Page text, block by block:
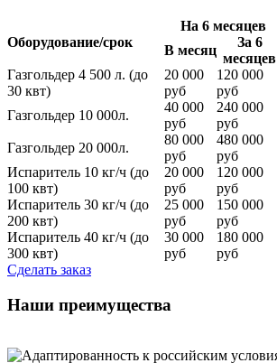
Оборудование/срок
На 6 месяцев
В месяц
За 6
месяцев
Газгольдер 4 500 л. (до
30 квт)
20 000
руб
120 000
руб
Газгольдер 10 000л.
40 000
руб
240 000
руб
Газгольдер 20 000л.
80 000
руб
480 000
руб
Испаритель 10 кг/ч (до
100 квт)
20 000
руб
120 000
руб
Испаритель 30 кг/ч (до
200 квт)
25 000
руб
150 000
руб
Испаритель 40 кг/ч (до
300 квт)
30 000
руб
180 000
руб
Сделать заказ
Наши преимущества